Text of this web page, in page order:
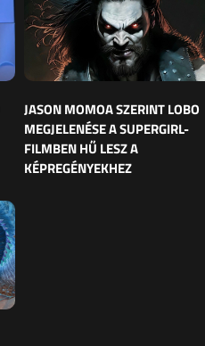
JASON MOMOA SZERINT LOBO
MEGJELENÉSE A SUPERGIRL-
FILMBEN HŰ LESZ A
KÉPREGÉNYEKHEZ